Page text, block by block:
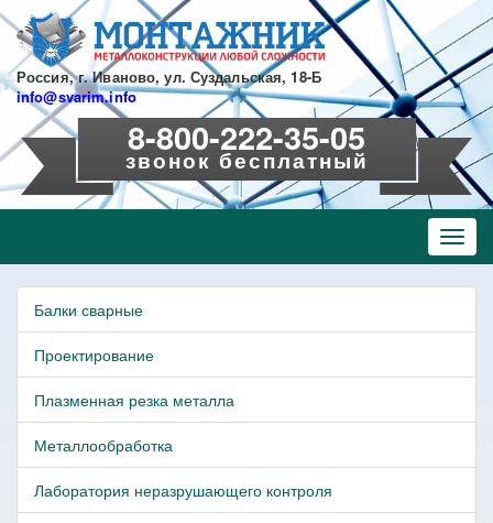
Перейти
основному
содержанию
Россия, г. Иваново, ул. Суздальская, 18-Б
info@svarim.info
8-800-222-35-05
звонок бесплатный
Балки сварные
Проектирование
Плазменная резка металла
Металлообработка
Лаборатория неразрушающего контроля